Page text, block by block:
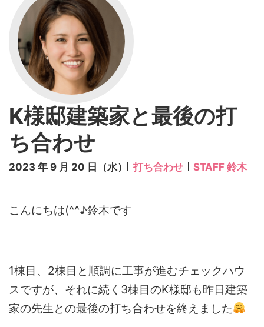
K様邸建築家と最後の打
ち合わせ
2023 年 9 月 20 日（水） 打ち合わせ STAFF 鈴木
こんにちは(^^♪鈴木です
1棟目、 2棟目と順調に工事が進むチェックハウ
スですが、それに続く 3棟目のK様邸も昨日建築
家の先生との最後の打ち合わせを終えました